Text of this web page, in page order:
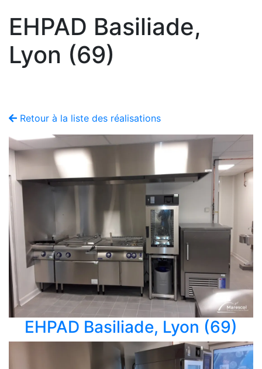
EHPAD Basiliade,
Lyon (69)
Retour à la liste des réalisations
EHPAD Basiliade, Lyon (69)